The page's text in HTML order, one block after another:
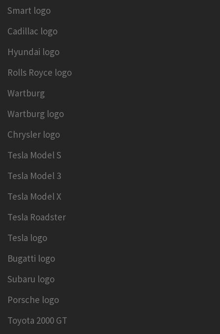
Smart logo
Cadillac logo
Hyundai logo
Rolls Royce logo
Wartburg
Wartburg logo
Chrysler logo
Tesla Model S
Tesla Model 3
Tesla Model X
Tesla Roadster
Tesla logo
Bugatti logo
Subaru logo
Porsche logo
Toyota 2000 GT